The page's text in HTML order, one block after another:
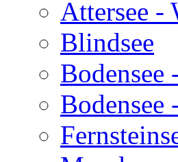
Attersee -
Blindsee
Bodensee
Bodensee